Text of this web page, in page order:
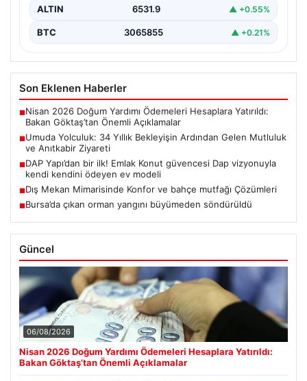
ALTIN 6531.9 ▲ +0.55%
BTC 3065855 ▲ +0.21%
Son Eklenen Haberler
■Nisan 2026 Doğum Yardımı Ödemeleri Hesaplara Yatırıldı:
Bakan Göktaş’tan Önemli Açıklamalar
■Umuda Yolculuk: 34 Yıllık Bekleyişin Ardından Gelen Mutluluk
ve Anıtkabir Ziyareti
■DAP Yapı’dan bir ilk! Emlak Konut güvencesi Dap vizyonuyla
kendi kendini ödeyen ev modeli
■Dış Mekan Mimarisinde Konfor ve bahçe mutfağı Çözümleri
■Bursa’da çıkan orman yangını büyümeden söndürüldü
Güncel
06/08/2026
Nisan 2026 Doğum Yardımı Ödemeleri Hesaplara Yatırıldı:
Bakan Göktaş’tan Önemli Açıklamalar